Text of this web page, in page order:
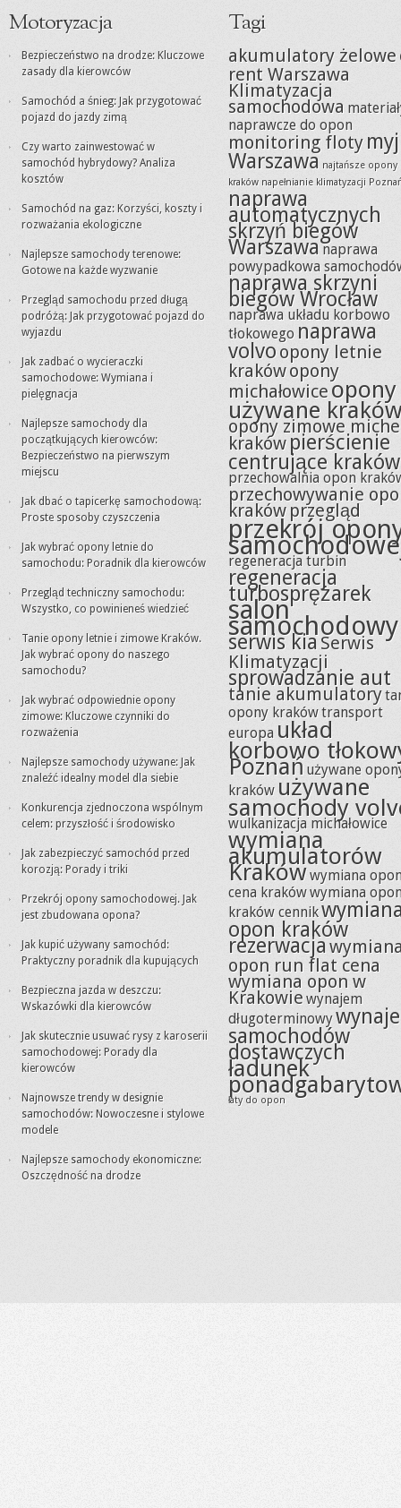
Motoryzacja
Bezpieczeństwo na drodze: Kluczowe
zasady dla kierowców
Samochód a śnieg: Jak przygotować
pojazd do jazdy zimą
Czy warto zainwestować w
samochód hybrydowy? Analiza
kosztów
Samochód na gaz: Korzyści, koszty i
rozważania ekologiczne
Najlepsze samochody terenowe:
Gotowe na każde wyzwanie
Przegląd samochodu przed długą
podróżą: Jak przygotować pojazd do
wyjazdu
Jak zadbać o wycieraczki
samochodowe: Wymiana i
pielęgnacja
Najlepsze samochody dla
początkujących kierowców:
Bezpieczeństwo na pierwszym
miejscu
Jak dbać o tapicerkę samochodową:
Proste sposoby czyszczenia
Jak wybrać opony letnie do
samochodu: Poradnik dla kierowców
Przegląd techniczny samochodu:
Wszystko, co powinieneś wiedzieć
Tanie opony letnie i zimowe Kraków.
Jak wybrać opony do naszego
samochodu?
Jak wybrać odpowiednie opony
zimowe: Kluczowe czynniki do
rozważenia
Najlepsze samochody używane: Jak
znaleźć idealny model dla siebie
Konkurencja zjednoczona wspólnym
celem: przyszłość i środowisko
Jak zabezpieczyć samochód przed
korozją: Porady i triki
Przekrój opony samochodowej. Jak
jest zbudowana opona?
Jak kupić używany samochód:
Praktyczny poradnik dla kupujących
Bezpieczna jazda w deszczu:
Wskazówki dla kierowców
Jak skutecznie usuwać rysy z karoserii
samochodowej: Porady dla
kierowców
Najnowsze trendy w designie
samochodów: Nowoczesne i stylowe
modele
Najlepsze samochody ekonomiczne:
Oszczędność na drodze
Tagi
akumulatory żelowe
rent Warszawa
Klimatyzacja
samochodowa
naprawcze do opon
monitoring floty
Warszawa najtańsze opony
kraków napełnianie klimatyzacji
naprawa
automatycznych
skrzyń biegów
Warszawa naprawa
powypadkowa
naprawa skrzyni
biegów Wrocław
naprawa układu korbowo
tłokowego naprawa
volvoopony letnie
krakówopony
michałowiceopony
używane
opony zimowe
kraków pierścienie
centrujące kraków
przechowalnia opon
przechowywanie
kraków przegląd
przekrój
regeneracja turbin
regeneracja
turbosprężarek
salon
samochodowy
serwis kiaSerwis
Klimatyzacji
sprowadzanie aut
tanie akumulatory
opony krakówtransport
europa układ
korbowo
Poznań używane
kraków używane
samochody
wulkanizacja michałowice
wymiana
akumulatorów
Krakówwymiana
cena krakówwymiana
kraków cennik
opon kraków
rezerwacja
opon run flat cena
wymiana opon w
Krakowiewynajem
długoterminowy
samochodów
dostawczych
ładunek
łaty do opon